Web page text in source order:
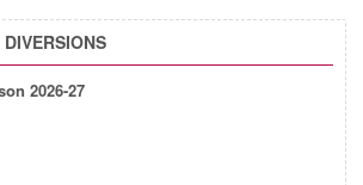
2026-27